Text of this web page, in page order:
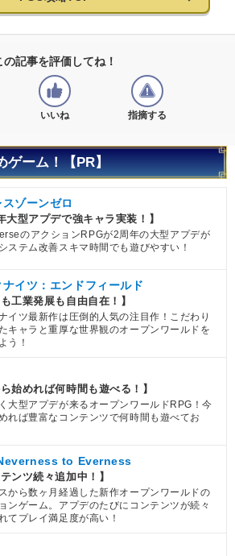
の記事を評価してね！
いいね 指摘する
ゲーム！【PR】
ゾーンゼロ
大型アプデで強キャラ実装！】
のアクションRPGが2周年の大型アプデが
ステム改善スキマ時間でも遊びやすい！
ナイツ：エンドフィールド
も工業発展も自由自在！】
イツ最新作は圧倒的人気の注目作！こだわり
キャラと重厚な世界観のオープンワールドを
う！
ら始めれば何時間も遊べる！】
大型アプデが来るオープンワールドRPG！今
れば豊富なコンテンツで何時間も遊べてお
to Everness
テンツ続々追加中！】
から数ヶ月経過した新作オープンワールドの
ンゲーム。アプデのたびにコンテンツが続々
てプレイ満足度が高い！